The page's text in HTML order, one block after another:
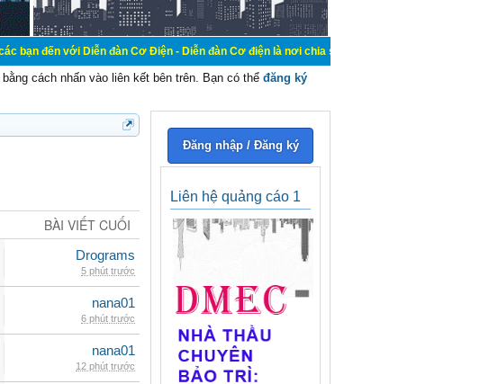
với Diễn đàn Cơ Điện - Diễn đàn Cơ điện là nơi chia sẽ kiến thức kinh nghiệm trong lãnh
bằng cách nhấn vào liên kết bên trên. Bạn có thể đăng ký
BÀI VIẾT CUỐI
Drograms
5 phút trước
nana01
6 phút trước
nana01
12 phút trước
Đăng nhập / Đăng ký
Liên hệ quảng cáo 1